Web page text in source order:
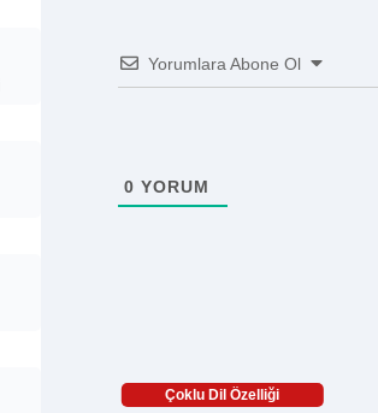
Yorumlara Abone Ol
0 YORUM
Çoklu Dil Özelliği